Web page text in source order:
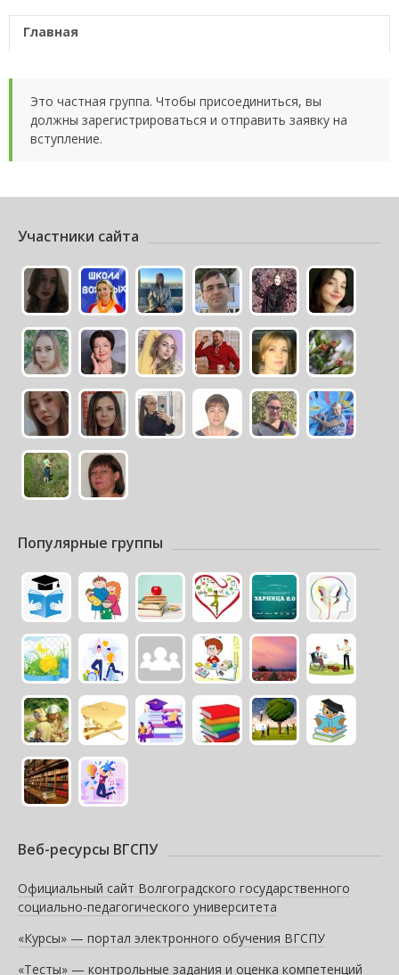
Главная
Это частная группа. Чтобы присоединиться, вы
должны зарегистрироваться и отправить заявку на
вступление.
Участники сайта
Популярные группы
Веб-ресурсы ВГСПУ
Официальный сайт Волгоградского государственного
социально-педагогического университета
«Курсы» — портал электронного обучения ВГСПУ
«Тесты» — контрольные задания и оценка компетенций